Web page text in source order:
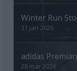
Winter Run
31 jan 2026
adidas
28 mar 2026